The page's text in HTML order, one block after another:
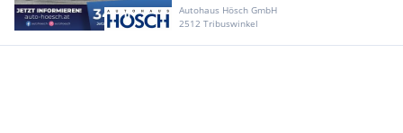
Autohaus Hösch GmbH
2512 Tribuswinkel